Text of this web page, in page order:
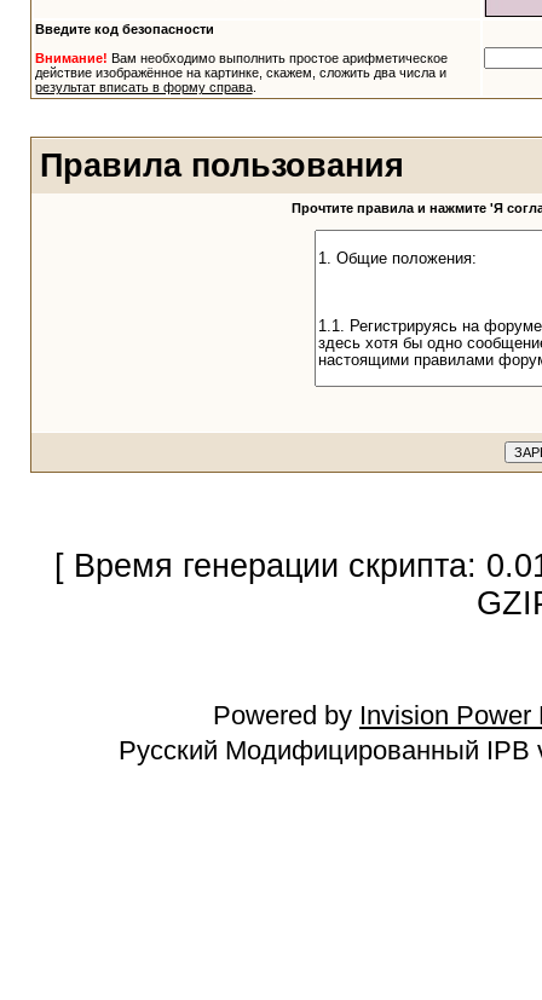
Введите код безопасности
Внимание! Вам необходимо выполнить простое арифметическое
действие изображённое на картинке, скажем, сложить два числа и
результат вписать в форму справа.
Правила пользования
Прочтите правила и нажмите 'Я
[ Время генерации скрипта:
Powered by Invision Power
Русский Модифицированный IPB